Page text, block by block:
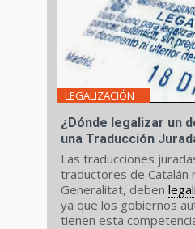
LEGALIZACIÓN
¿Dónde legalizar un
una Traducción
Las traducciones
traductores de Catalán
Generalitat, deben
ya que los gobiernos
tienen esta